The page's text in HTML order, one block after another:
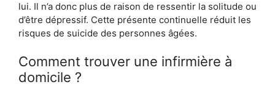
lui. Il n’a donc plus de raison de ressentir la solitude ou
d’être dépressif. Cette présente continuelle réduit les
risques de suicide des personnes âgées.
Comment trouver une infirmière à
domicile ?